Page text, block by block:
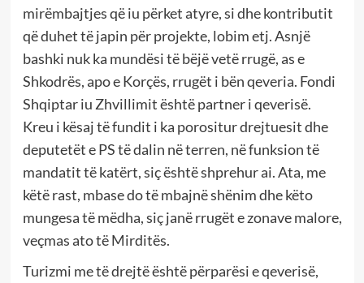
mirëmbajtjes që iu përket atyre, si dhe kontributit
që duhet të japin për projekte, lobim etj. Asnjë
bashki nuk ka mundësi të bëjë vetë rrugë, as e
Shkodrës, apo e Korçës, rrugët i bën qeveria. Fondi
Shqiptar iu Zhvillimit është partner i qeverisë.
Kreu i kësaj të fundit i ka porositur drejtuesit dhe
deputetët e PS të dalin në terren, në funksion të
mandatit të katërt, siç është shprehur ai. Ata, me
këtë rast, mbase do të mbajnë shënim dhe këto
mungesa të mëdha, siç janë rrugët e zonave malore,
veçmas ato të Mirditës.
Turizmi me të drejtë është përparësi e qeverisë,